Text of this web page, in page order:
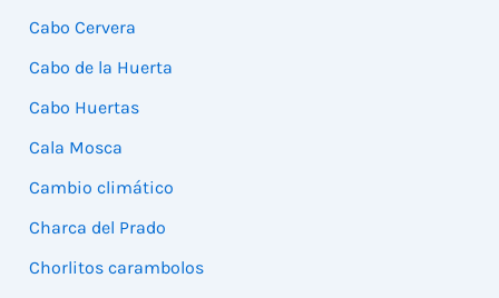
Cabo Cervera
Cabo de la Huerta
Cabo Huertas
Cala Mosca
Cambio climático
Charca del Prado
Chorlitos carambolos